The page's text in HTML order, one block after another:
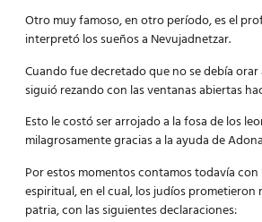
Otro muy famoso, en otro período, es el
interpretó los sueños a Nevujadnetzar.
Cuando fue decretado que no se debía
siguió rezando con las ventanas abiertas
Esto le costó ser arrojado a la fosa de los
milagrosamente gracias a la ayuda de
Por estos momentos contamos todavía
espiritual, en el cual, los judíos prometieron
patria, con las siguientes declaraciones: